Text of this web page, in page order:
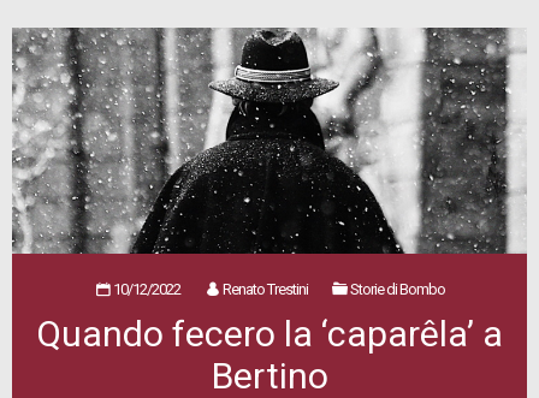
10/12/2022 Renato Trestini Storie di Bombo
Quando fecero la ‘caparêla’ a
Bertino